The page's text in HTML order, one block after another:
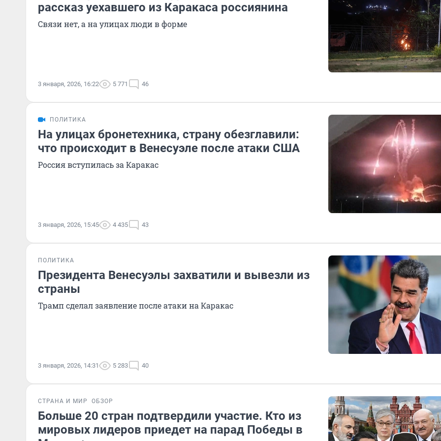
рассказ уехавшего из Каракаса россиянина
Связи нет, а на улицах люди в форме
3 января, 2026, 16:22 5 771 46
ПОЛИТИКА
На улицах бронетехника, страну обезглавили:
что происходит в Венесуэле после атаки США
Россия вступилась за Каракас
3 января, 2026, 15:45 4 435 43
ПОЛИТИКА
Президента Венесуэлы захватили и вывезли из
страны
Трамп сделал заявление после атаки на Каракас
3 января, 2026, 14:31 5 283 40
СТРАНА И МИР ОБЗОР
Больше 20 стран подтвердили участие. Кто из
мировых лидеров приедет на парад Победы в